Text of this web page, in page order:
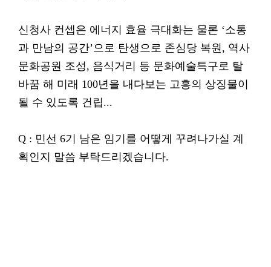
신청사 컨셉은 에너지 효율 극대화는 물론 ‘소통
과 만남의 공간’으로 탄생으로 존심당 복원, 역사
문화공원 조성, 음식거리 등 문화예술특구로 탈
바꿈 해 미래 100년을 내다보는 고흥의 상징물이
될 수 있도록 건립...
Q : 민선 6기 남은 임기를 어떻게 꾸려나가실 계
획인지 말씀 부탁드리겠습니다.